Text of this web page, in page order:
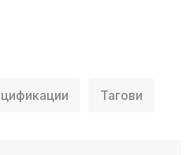
Тагови